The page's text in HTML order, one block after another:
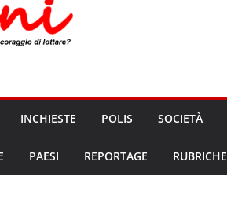
INCHIESTE POLIS SOCIETÀ
PAESI REPORTAGE RUBRICHE